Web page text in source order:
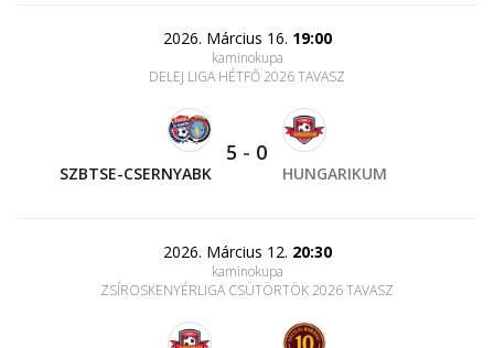
2026. Március 16. 19:00
kaminokupa
DELEJ LIGA HÉTFŐ 2026 TAVASZ
SZBTSE-CSERNYABK
5 - 0
HUNGARIKUM
2026. Március 12. 20:30
kaminokupa
ZSÍROSKENYÉRLIGA CSÜTÖRTÖK 2026 TAVASZ